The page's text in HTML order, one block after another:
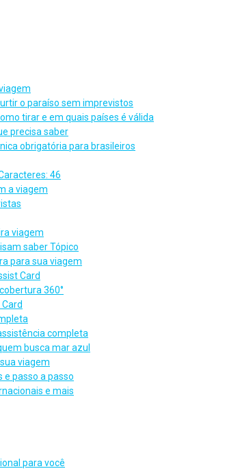
o paraíso sem imprevistos
tirar e em quais países é válida
precisa saber
obrigatória para brasileiros
46
a viagem
viagem
saber Tópico
para sua viagem
Card
360°
completa
busca mar azul
viagem
e passo a passo
e mais
para você